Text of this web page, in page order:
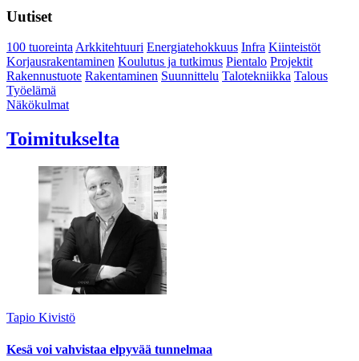
Uutiset
100 tuoreintaArkkitehtuuri Energiatehokkuus Infra Kiinteistöt
Korjausrakentaminen Koulutus ja tutkimus Pientalo Projektit
Rakennustuote Rakentaminen Suunnittelu Talotekniikka Talous
Työelämä
Näkökulmat
Toimitukselta
Tapio Kivistö
Kesä voi vahvistaa elpyvää tunnelmaa